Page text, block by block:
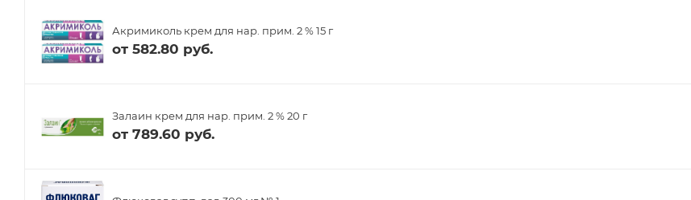
Акримиколь крем для нар. прим. 2 % 15 г
от 582.80 руб.
Залаин крем для нар. прим. 2 % 20 г
от 789.60 руб.